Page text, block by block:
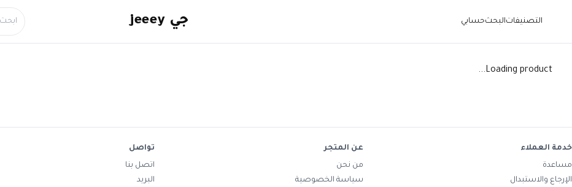
التصنيفاتالبحثحسابي جي jeeey
Loading product...
خدمة العملاء
مساعدة
الإرجاع والاستبدال
عن المتجر
من نحن
سياسة الخصوصية
تواصل
اتصل بنا
البريد